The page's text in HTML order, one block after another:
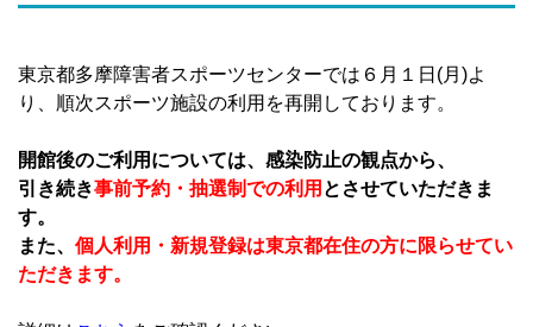
東京都多摩障害者スポーツセンターでは６月１日(月)よ
り、順次スポーツ施設の利用を再開しております。
開館後のご利用については、感染防止の観点から、
引き続き事前予約・抽選制での利用 とさせていただきま
す。
また、 個人利用・新規登録は東京都在住の方に限らせてい
ただきます。